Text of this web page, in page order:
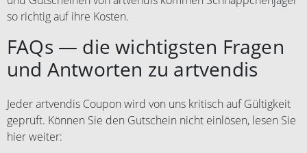
so richtig auf ihre Kosten.
FAQs — die wichtigsten Fragen
und Antworten zu artvendis
Jeder artvendis Coupon wird von uns kritisch auf Gültigkeit
geprüft. Können Sie den Gutschein nicht einlösen, lesen Sie
hier weiter: